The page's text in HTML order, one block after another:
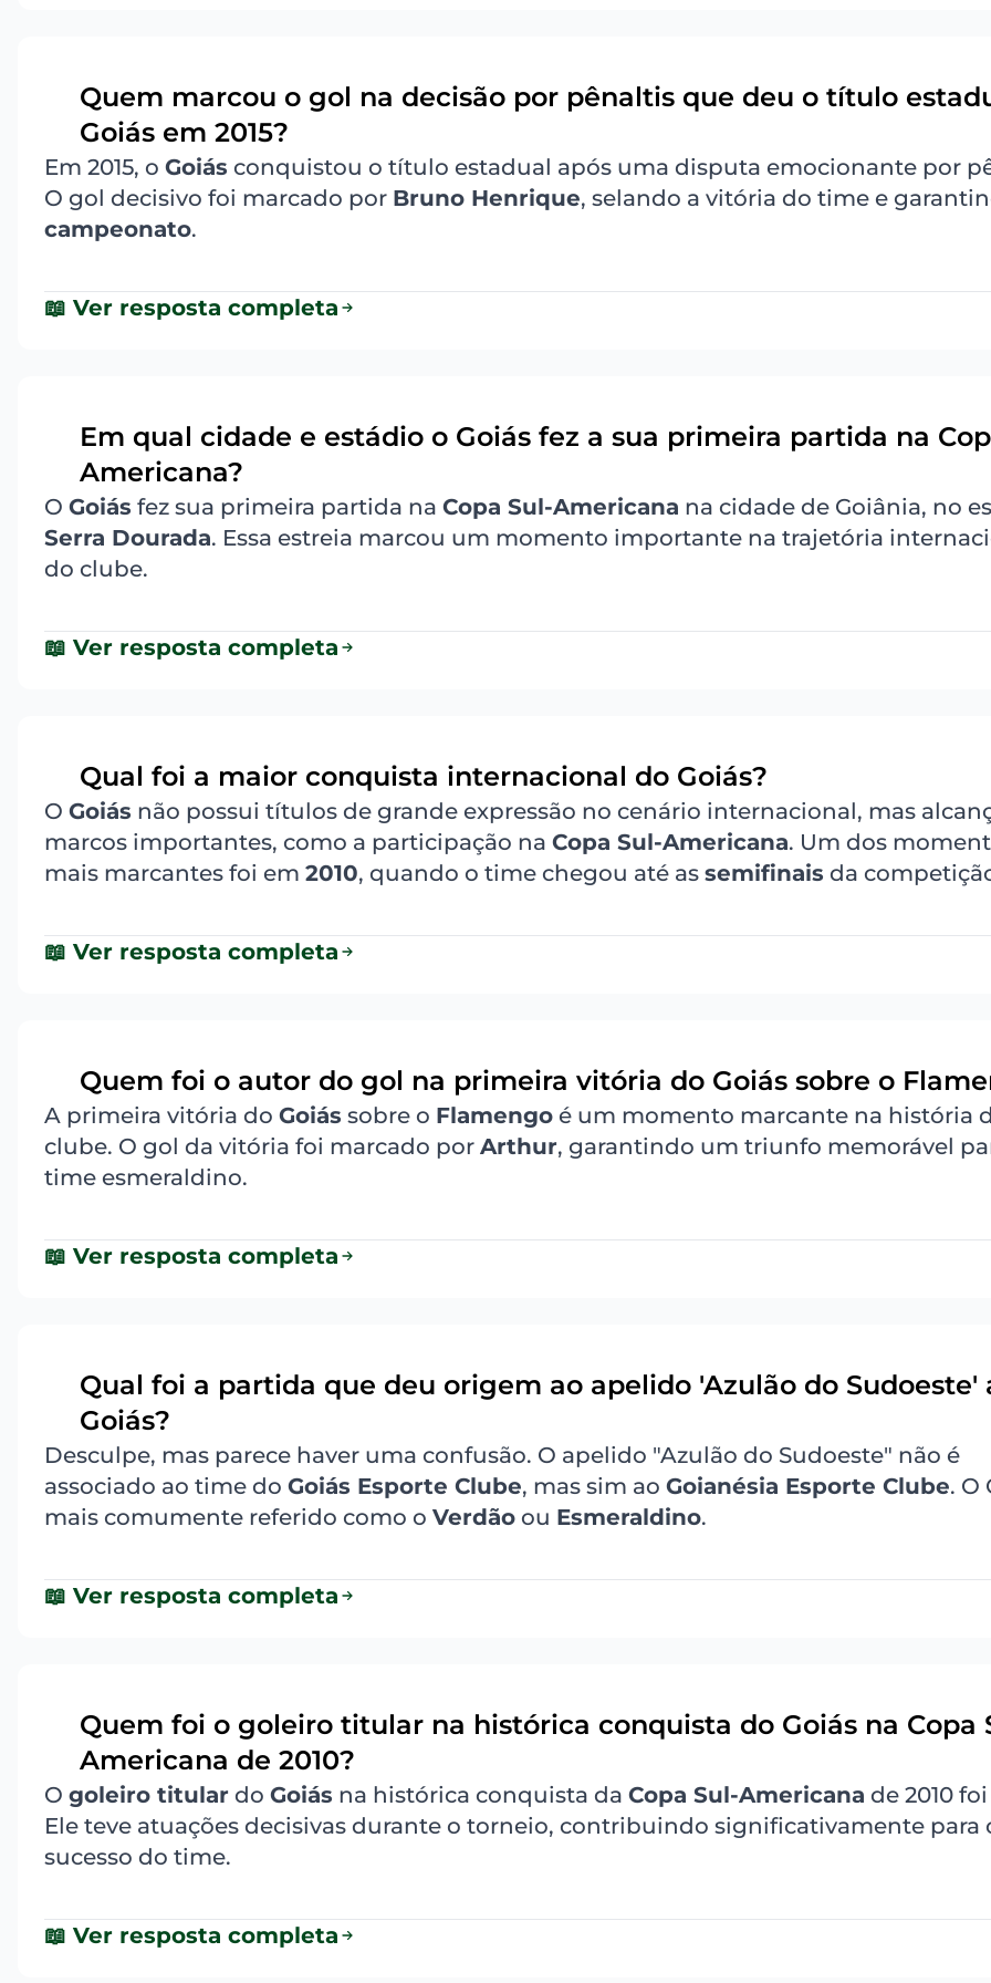
Quem marcou o gol na decisão por pênaltis que deu o título
Goiás em 2015?
Em 2015, o Goiás conquistou o título estadual após uma disputa emocionante por
O gol decisivo foi marcado por Bruno Henrique, selando a vitória do time e
campeonato.
📖 Ver resposta completa
Em qual cidade e estádio o Goiás fez a sua primeira partida na
Americana?
O Goiás fez sua primeira partida na Copa Sul-Americana na cidade de Goiânia, no
Serra Dourada. Essa estreia marcou um momento importante na trajetória
do clube.
📖 Ver resposta completa
Qual foi a maior conquista internacional do Goiás?
O Goiás não possui títulos de grande expressão no cenário internacional, mas
marcos importantes, como a participação na Copa Sul-Americana. Um dos
mais marcantes foi em 2010, quando o time chegou até as semifinais da
📖 Ver resposta completa
Quem foi o autor do gol na primeira vitória do Goiás sobre o
A primeira vitória do Goiás sobre o Flamengo é um momento marcante na história
clube. O gol da vitória foi marcado por Arthur, garantindo um triunfo memorável
time esmeraldino.
📖 Ver resposta completa
Qual foi a partida que deu origem ao apelido 'Azulão do Sudoeste'
Goiás?
Desculpe, mas parece haver uma confusão. O apelido "Azulão do Sudoeste" não é
associado ao time do Goiás Esporte Clube, mas sim ao Goianésia Esporte Clube. O
mais comumente referido como o Verdão ou Esmeraldino.
📖 Ver resposta completa
Quem foi o goleiro titular na histórica conquista do Goiás na Copa
Americana de 2010?
O goleiro titular do Goiás na histórica conquista da Copa Sul-Americana de 2010
Ele teve atuações decisivas durante o torneio, contribuindo significativamente para
sucesso do time.
📖 Ver resposta completa